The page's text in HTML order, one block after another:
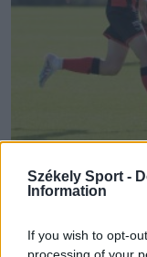
Székely Sport -
Information
If you wish to opt-
processing of your
FK CSÍKSZEREDA
Csíkszereda